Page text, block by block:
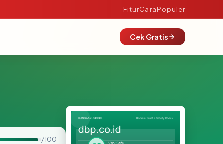
FiturCaraPopuler
Cek Gratis
/ 100